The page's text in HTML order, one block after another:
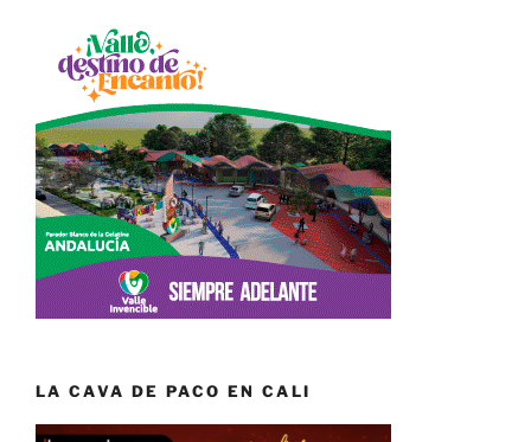
LA CAVA DE PACO EN CALI